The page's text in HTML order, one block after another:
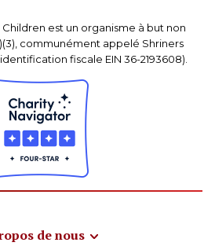
est un organisme à but non
communément appelé Shriners
fiscale EIN 36-2193608).
de nous